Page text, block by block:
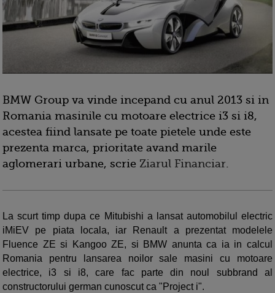
BMW Group va vinde incepand cu anul 2013 si in
Romania masinile cu motoare electrice i3 si i8,
acestea fiind lansate pe toate pietele unde este
prezenta marca, prioritate avand marile
aglomerari urbane, scrie Ziarul Financiar.
La scurt timp dupa ce Mitubishi a lansat automobilul electric
iMiEV pe piata locala, iar Renault a prezentat modelele
Fluence ZE si Kangoo ZE, si BMW anunta ca ia in calcul
Romania pentru lansarea noilor sale masini cu motoare
electrice, i3 si i8, care fac parte din noul subbrand al
constructorului german cunoscut ca "Project i".